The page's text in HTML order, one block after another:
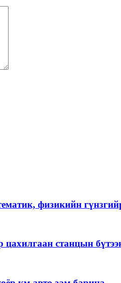
физикийн
станцын